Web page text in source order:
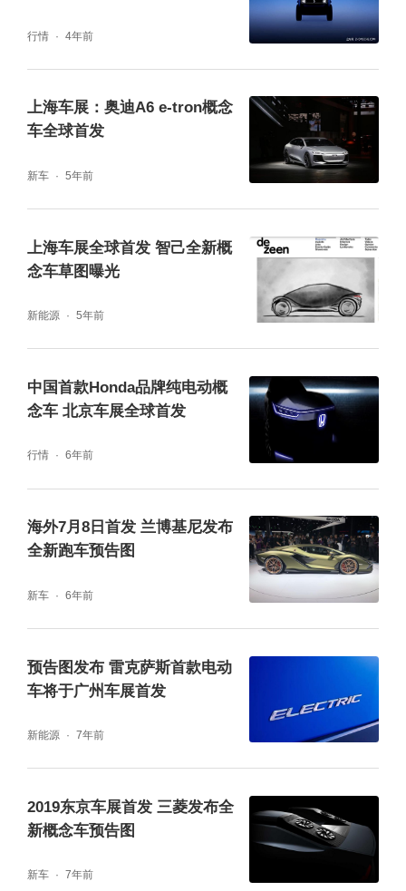
行情 4年前
上海车展：奥迪A6 e-tron概念
车全球首发
新车 5年前
上海车展全球首发 智己全新概
念车草图曝光
新能源 5年前
中国首款Honda品牌纯电动概
念车 北京车展全球首发
行情 6年前
海外7月8日首发 兰博基尼发布
全新跑车预告图
新车 6年前
预告图发布 雷克萨斯首款电动
车将于广州车展首发
新能源 7年前
2019东京车展首发 三菱发布全
新概念车预告图
新车 7年前